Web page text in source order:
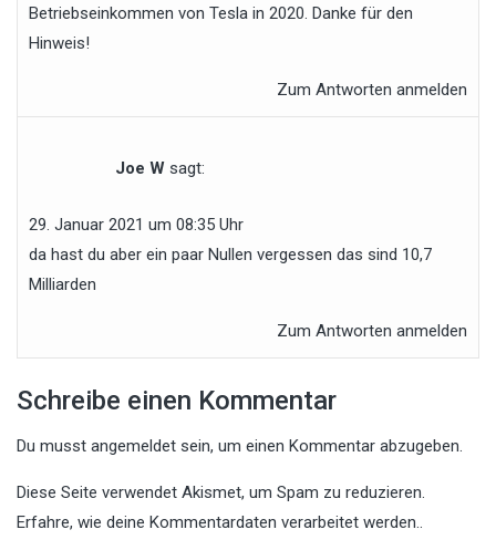
Betriebseinkommen von Tesla in 2020. Danke für den
Hinweis!
Zum Antworten anmelden
Joe W sagt:
29. Januar 2021 um 08:35 Uhr
da hast du aber ein paar Nullen vergessen das sind 10,7
Milliarden
Zum Antworten anmelden
Schreibe einen Kommentar
Du musst angemeldet sein, um einen Kommentar abzugeben.
Diese Seite verwendet Akismet, um Spam zu reduzieren.
Erfahre, wie deine Kommentardaten verarbeitet werden..